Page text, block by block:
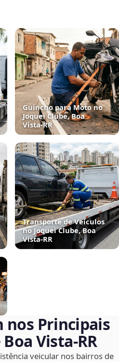
Guincho para Moto no
Joquei Clube, Boa
Vista‑RR
Transporte de Veículos
no Joquei Clube, Boa
Vista‑RR
nos Principais
Vista‑RR
veicular nos bairros de